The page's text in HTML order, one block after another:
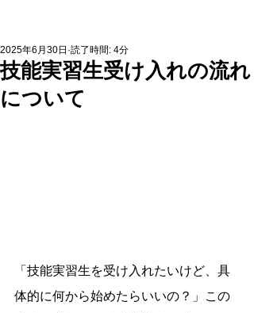
技能実習生受け入れの流れ
について
2025年6月30日 読了時間: 4分
「技能実習生を受け入れたいけど、具
体的に何から始めたらいいの？」この